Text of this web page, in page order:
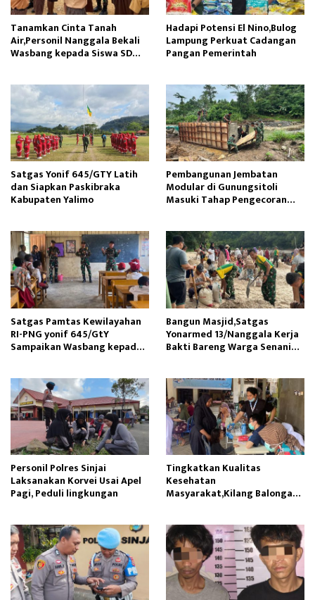
Tanamkan Cinta Tanah
Air,Personil Nanggala Bekali
Wasbang kepada Siswa SD
Hadapi Potensi El Nino,Bulog
Lampung Perkuat Cadangan
Pangan Pemerintah
Satgas Yonif 645/GTY Latih
dan Siapkan Paskibraka
Kabupaten Yalimo
Pembangunan Jembatan
Modular di Gunungsitoli
Masuki Tahap Pengecoran
Satgas Pamtas Kewilayahan
RI-PNG yonif 645/GtY
Sampaikan Wasbang kepada
Bangun Masjid,Satgas
Yonarmed 13/Nanggala Kerja
Bakti Bareng Warga Senaning
Personil Polres Sinjai
Laksanakan Korvei Usai Apel
Pagi, Peduli lingkungan
Tingkatkan Kualitas
Kesehatan
Masyarakat,Kilang Balongan